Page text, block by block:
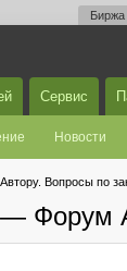
Биржа
Сервис
Новости
Автору. Вопросы по
— Форум